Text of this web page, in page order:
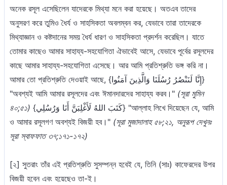
অনেক রসূল এসেছিলেন যাদেরকে মিথ্যা মনে করা হয়েছে। অতএব তাদের
অনুসরণ করে তুমিও ধৈর্য ও সাহসিকতা অবলম্বন কর, যেভাবে তারা তাদেরকে
মিথ্যাজ্ঞান ও কষ্টদানের সময় ধৈর্য ধারণ ও সাহসিকতা প্রদর্শন করেছিল। যাতে
তোমার কাছেও আমার সাহায্য-সহযোগিতা ঐভাবেই আসে, যেভাবে পূর্বের রসূলদের
কাছে আমার সাহায্য-সহযোগিতা এসেছে। আর আমি প্রতিশ্রুতি ভঙ্গ করি না।
আমার তো প্রতিশ্রুতি দেওয়াই আছে, {إِنَّا لَنَنْصُرُ رُسُلَنَا وَالَّذِينَ آمَنُوا}
"অবশ্যই আমি আমার রসূলদের এবং ঈমানদারদের সাহায্য করব।" (সূরা মুমিন
৪০;৫১) {كَتَبَ اللهُ لَأَغْلِبَنَّ أَنَا وَرُسُلِي} "আল্লাহ লিখে দিয়েছেন যে, আমি
ও আমার রসূলগণ অবশ্যই বিজয়ী হব।" (সূরা মুজাদালাহ ৫৮;২১, অনুরূপ দেখুনঃ
সূরা স্বাফফাত ৩৭;১৭১-১৭২)
[২] সুতরাং তাঁর এই প্রতিশ্রুতি সুসম্পন্ন হবেই যে, তিনি (সাঃ) কাফেরদের উপর
বিজয়ী হবেন এবং হয়েছেও তা-ই।